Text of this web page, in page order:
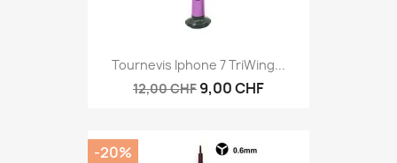
Tournevis Iphone 7 TriWing...
12,00 CHF 9,00 CHF
-20%